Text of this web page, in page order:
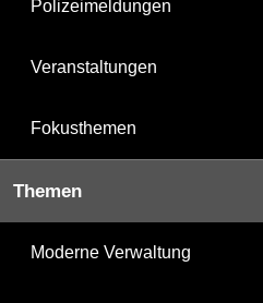
Polizeimeldungen
Veranstaltungen
Fokusthemen
Themen
Moderne Verwaltung